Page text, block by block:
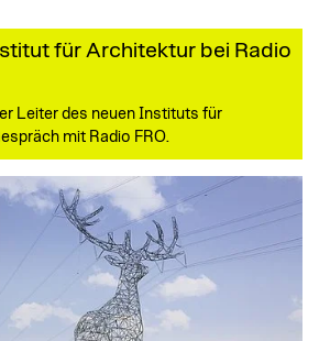
für Architektur bei Radio
Leiter des neuen Instituts für
mit Radio FRO.